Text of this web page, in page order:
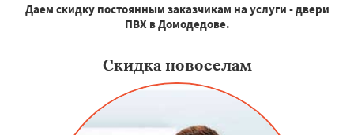
Даем скидку постоянным заказчикам на услуги - двери
ПВХ в Домодедове.
Скидка новоселам